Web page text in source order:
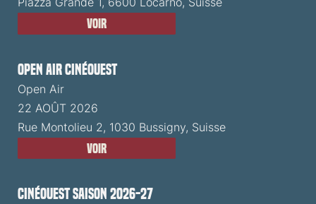
Voir
Open Air CinéOuest
Open Air
22 AOÛT 2026
Rue Montolieu 2, 1030 Bussigny, Suisse
Voir
CinéOuest Saison 2026-27